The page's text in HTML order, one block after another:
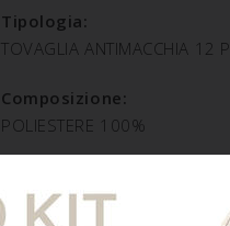
Tipologia:
TOVAGLIA ANTIMACCHIA 12
Composizione:
POLIESTERE 100%
SPEDIZIONE E RESO